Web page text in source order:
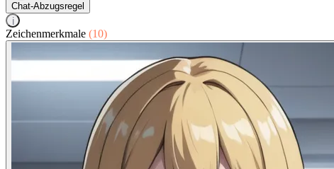
Chat-Abzugsregel
i
Zeichenmerkmale (10)